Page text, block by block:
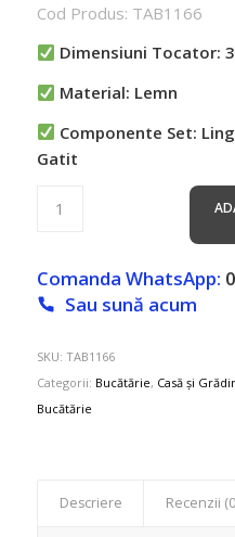
a
fost:
este:
Cod Produs: TAB1166
Dimensiuni Tocator:
Material: Lemn
Componente Set:
Gatit
Comanda WhatsApp:
Sau sună acum
SKU: TAB1166
Categorii: Bucătărie, Casă și
Bucătărie
Descriere Recenzii